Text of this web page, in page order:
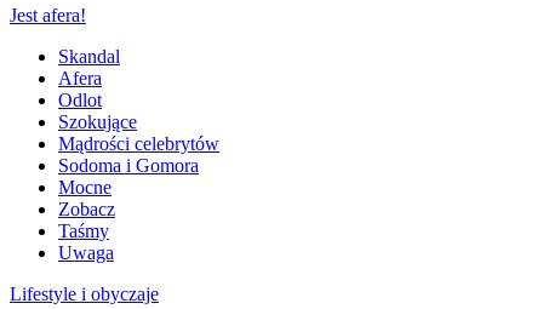
Jest afera!
Skandal
Afera
Odlot
Szokujące
Mądrości celebrytów
Sodoma i Gomora
Mocne
Zobacz
Taśmy
Uwaga
Lifestyle i obyczaje